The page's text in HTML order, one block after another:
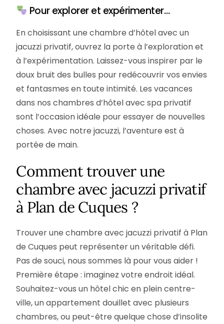
Pour explorer et expérimenter…
En choisissant une chambre d’hôtel avec un
jacuzzi privatif, ouvrez la porte à l’exploration et
à l’expérimentation. Laissez-vous inspirer par le
doux bruit des bulles pour redécouvrir vos envies
et fantasmes en toute intimité. Les vacances
dans nos chambres d’hôtel avec spa privatif
sont l’occasion idéale pour essayer de nouvelles
choses. Avec notre jacuzzi, l’aventure est à
portée de main.
Comment trouver une
chambre avec jacuzzi privatif
à Plan de Cuques ?
Trouver une chambre avec jacuzzi privatif à Plan
de Cuques peut représenter un véritable défi.
Pas de souci, nous sommes là pour vous aider !
Première étape : imaginez votre endroit idéal.
Souhaitez-vous un hôtel chic en plein centre-
ville, un appartement douillet avec plusieurs
chambres, ou peut-être quelque chose d’insolite